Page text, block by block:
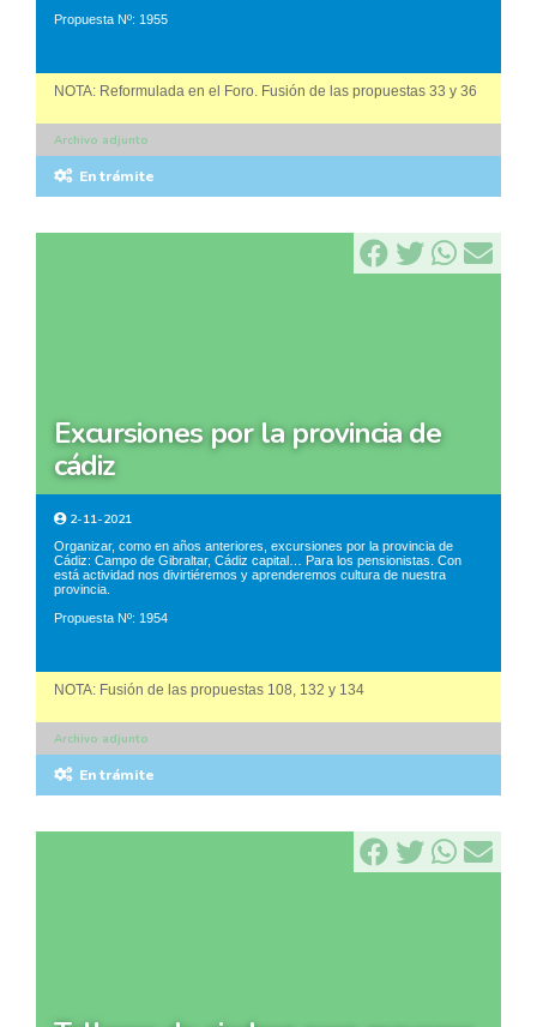
Propuesta Nº: 1955
NOTA: Reformulada en el Foro. Fusión de las propuestas 33 y 36
Archivo adjunto
En trámite
excursiones por la provincia de
cádiz
2-11-2021
Organizar, como en años anteriores, excursiones por la provincia de
Cádiz: Campo de Gibraltar, Cádiz capital… Para los pensionistas. Con
está actividad nos divirtiéremos y aprenderemos cultura de nuestra
provincia.
Propuesta Nº: 1954
NOTA: Fusión de las propuestas 108, 132 y 134
Archivo adjunto
En trámite